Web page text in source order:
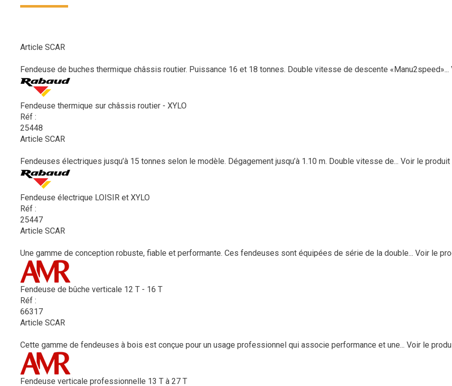
Article SCAR
Fendeuse de buches thermique châssis routier. Puissance 16 et 18 tonnes. Double vitesse de descente «Manu2speed»...
Fendeuse thermique sur châssis routier - XYLO
Réf :
25448
Article SCAR
Fendeuses électriques jusqu’à 15 tonnes selon le modèle. Dégagement jusqu’à 1.10 m. Double vitesse de... Voir le produit
Fendeuse électrique LOISIR et XYLO
Réf :
25447
Article SCAR
Une gamme de conception robuste, fiable et performante. Ces fendeuses sont équipées de série de la double... Voir le
Fendeuse de bûche verticale 12 T - 16 T
Réf :
66317
Article SCAR
Cette gamme de fendeuses à bois est conçue pour un usage professionnel qui associe performance et une... Voir le
Fendeuse verticale professionnelle 13 T à 27 T